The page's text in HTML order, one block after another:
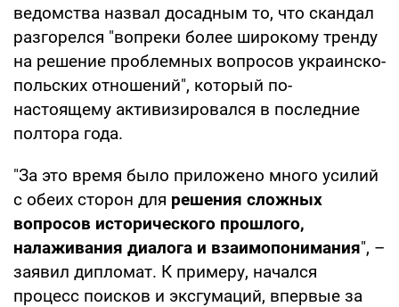
ведомства назвал досадным то, что скандал
разгорелся "вопреки более широкому тренду
на решение проблемных вопросов украинско-
польских отношений", который по-
настоящему активизировался в последние
полтора года.
"За это время было приложено много усилий
с обеих сторон для решения сложных
вопросов исторического прошлого,
налаживания диалога и взаимопонимания", –
заявил дипломат. К примеру, начался
процесс поисков и эксгумаций, впервые за